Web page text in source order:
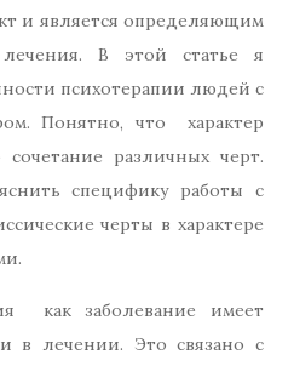
и является определяющим
В этой статье я
психотерапии людей с
Понятно, что характер
различных черт.
специфику работы с
черты в характере
как заболевание имеет
в лечении. Это связано с